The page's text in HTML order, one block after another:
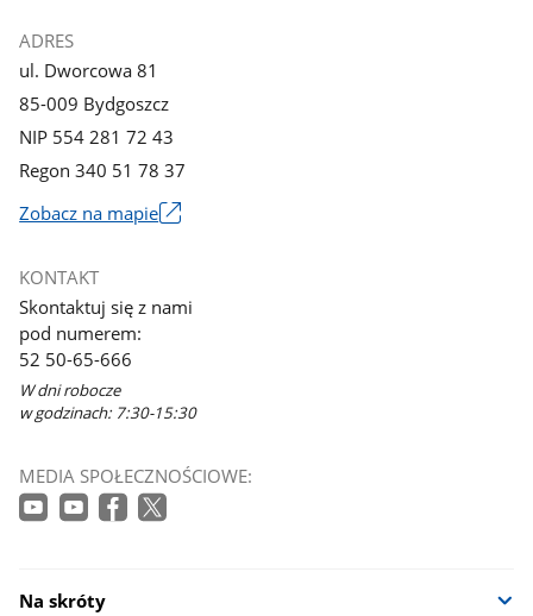
ADRES
ul. Dworcowa 81
85-009 Bydgoszcz
NIP 554 281 72 43
Regon 340 51 78 37
Zobacz na mapie
się
w
nowym
oknie
KONTAKT
Skontaktuj się z nami
pod numerem:
52 50-65-666
W dni robocze
w godzinach: 7:30-15:30
MEDIA SPOŁECZNOŚCIOWE:
Na skróty